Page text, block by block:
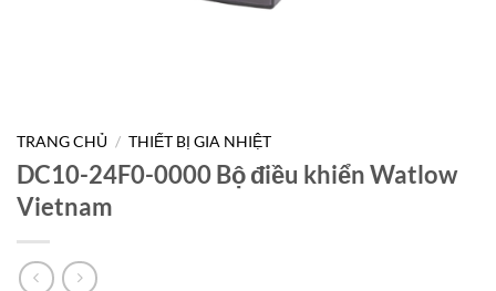
TRANG CHỦ / THIẾT BỊ GIA NHIỆT
DC10-24F0-0000 Bộ điều khiển Watlow
Vietnam